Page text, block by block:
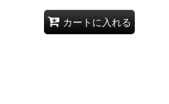
カートに入れる